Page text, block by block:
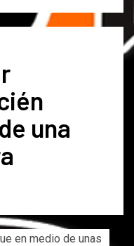
una
en medio de unas